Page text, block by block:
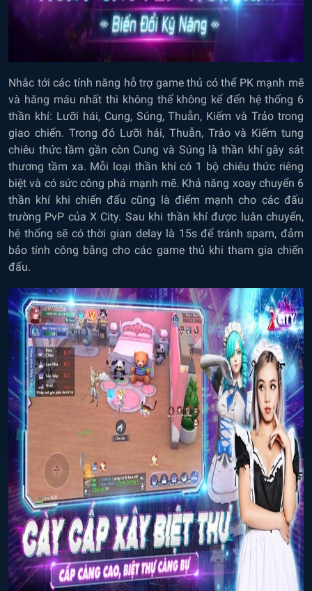
Nhắc tới các tính năng hỗ trợ game thủ có thể PK mạnh mẽ
và hăng máu nhất thì không thể không kể đến hệ thống 6
thần khí: Lưỡi hái, Cung, Súng, Thuẫn, Kiếm và Trảo trong
giao chiến. Trong đó Lưỡi hái, Thuẫn, Trảo và Kiếm tung
chiêu thức tầm gần còn Cung và Súng là thần khí gây sát
thương tầm xa. Mỗi loại thần khí có 1 bộ chiêu thức riêng
biệt và có sức công phá mạnh mẽ. Khả năng xoay chuyển 6
thần khí khi chiến đấu cũng là điểm mạnh cho các đấu
trường PvP của X City. ​​​​Sau khi thần khí được luân chuyển,
hệ thống sẽ có thời gian delay là 15s để tránh spam, đảm
bảo tính công bằng cho các game thủ khi tham gia chiến
đấu.